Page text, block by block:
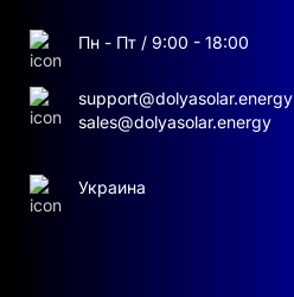
Пн - Пт / 9:00 - 18:00
support@dolyasolar.energy
sales@dolyasolar.energy
Украина